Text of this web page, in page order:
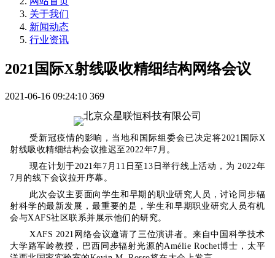
关于我们
新闻动态
行业资讯
2021国际X射线吸收精细结构网络会议
2021-06-16 09:24:10 369
受新冠疫情的影响，当地和国际组委会已决定将2021国际X
射线吸收精细结构会议推迟至2022年7月。
现在计划于2021年7月11日至13日举行线上活动，为 2022年
7月的线下会议拉开序幕。
此次会议主要面向学生和早期的职业研究人员，讨论同步辐
射科学的最新发展，最重要的是，学生和早期职业研究人员有机
会与XAFS社区联系并展示他们的研究。
XAFS 2021网络会议邀请了三位演讲者。来自中国科学技术
大学路军岭教授，巴西同步辐射光源的Amélie Rochet博士，太平